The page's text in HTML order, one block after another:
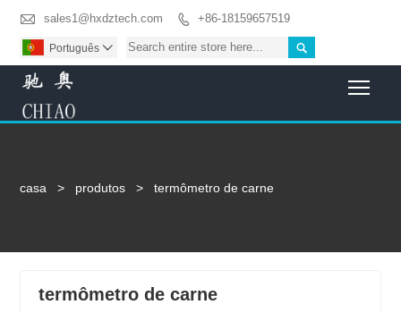
 sales1@hxdztech.com  +86-18159657519

Português 
casa > produtos > termômetro de carne
termômetro de carne